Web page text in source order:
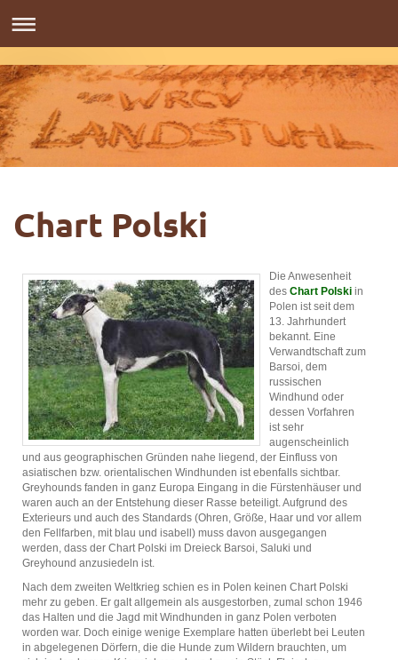
Chart Polski
Die Anwesenheit
des Chart Polski in
Polen ist seit dem
13. Jahrhundert
bekannt. Eine
Verwandtschaft zum
Barsoi, dem
russischen
Windhund oder
dessen Vorfahren
ist sehr
augenscheinlich
und aus geographischen Gründen nahe liegend, der Einfluss von
asiatischen bzw. orientalischen Windhunden ist ebenfalls sichtbar.
Greyhounds fanden in ganz Europa Eingang in die Fürstenhäuser und
waren auch an der Entstehung dieser Rasse beteiligt. Aufgrund des
Exterieurs und auch des Standards (Ohren, Größe, Haar und vor allem
den Fellfarben, mit blau und isabell) muss davon ausgegangen
werden, dass der Chart Polski im Dreieck Barsoi, Saluki und
Greyhound anzusiedeln ist.
Nach dem zweiten Weltkrieg schien es in Polen keinen Chart Polski
mehr zu geben. Er galt allgemein als ausgestorben, zumal schon 1946
das Halten und die Jagd mit Windhunden in ganz Polen verboten
worden war. Doch einige wenige Exemplare hatten überlebt bei Leuten
in abgelegenen Dörfern, die die Hunde zum Wildern brauchten, um